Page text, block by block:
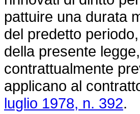
pattuire una durata
del predetto
della presente
contrattualmente
applicano al
luglio 1978, n. 392.